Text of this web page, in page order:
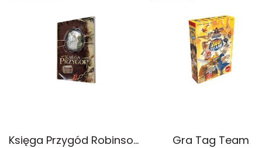
Księga Przygód Robinson Crusoe Gra Tag Team